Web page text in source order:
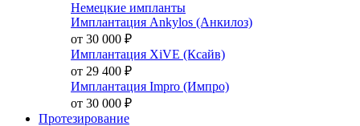
Немецкие импланты
Имплантация Ankylos (Анкилоз)
от 30 000 ₽
Имплантация XiVE (Ксайв)
от 29 400 ₽
Имплантация Impro (Импро)
от 30 000 ₽
Протезирование